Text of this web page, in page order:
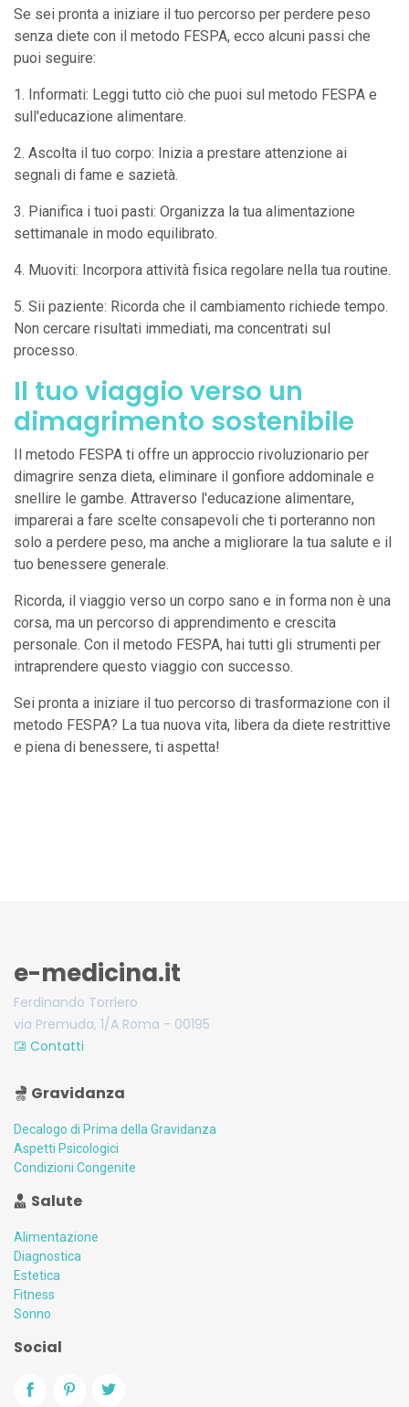
Se sei pronta a iniziare il tuo percorso per perdere peso
senza diete con il metodo FESPA, ecco alcuni passi che
puoi seguire:
1. Informati: Leggi tutto ciò che puoi sul metodo FESPA e
sull'educazione alimentare.
2. Ascolta il tuo corpo: Inizia a prestare attenzione ai
segnali di fame e sazietà.
3. Pianifica i tuoi pasti: Organizza la tua alimentazione
settimanale in modo equilibrato.
4. Muoviti: Incorpora attività fisica regolare nella tua routine.
5. Sii paziente: Ricorda che il cambiamento richiede tempo.
Non cercare risultati immediati, ma concentrati sul
processo.
Il tuo viaggio verso un
dimagrimento sostenibile
Il metodo FESPA ti offre un approccio rivoluzionario per
dimagrire senza dieta, eliminare il gonfiore addominale e
snellire le gambe. Attraverso l'educazione alimentare,
imparerai a fare scelte consapevoli che ti porteranno non
solo a perdere peso, ma anche a migliorare la tua salute e il
tuo benessere generale.
Ricorda, il viaggio verso un corpo sano e in forma non è una
corsa, ma un percorso di apprendimento e crescita
personale. Con il metodo FESPA, hai tutti gli strumenti per
intraprendere questo viaggio con successo.
Sei pronta a iniziare il tuo percorso di trasformazione con il
metodo FESPA? La tua nuova vita, libera da diete restrittive
e piena di benessere, ti aspetta!
e-medicina.it
Ferdinando Torriero
via Premuda, 1/A Roma - 00195
Contatti
Gravidanza
Decalogo di Prima della Gravidanza
Aspetti Psicologici
Condizioni Congenite
Salute
Alimentazione
Diagnostica
Estetica
Fitness
Sonno
Social